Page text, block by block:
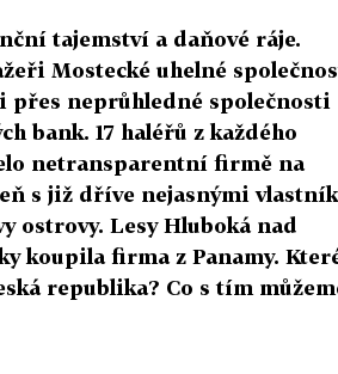
tajemství a daňové ráje.
Mostecké uhelné
přes neprůhledné společnosti
bank. 17 haléřů z každého
netransparentní firmě na
s již dříve nejasnými
ostrovy. Lesy Hluboká nad
koupila firma z Panamy.
republika? Co s tím